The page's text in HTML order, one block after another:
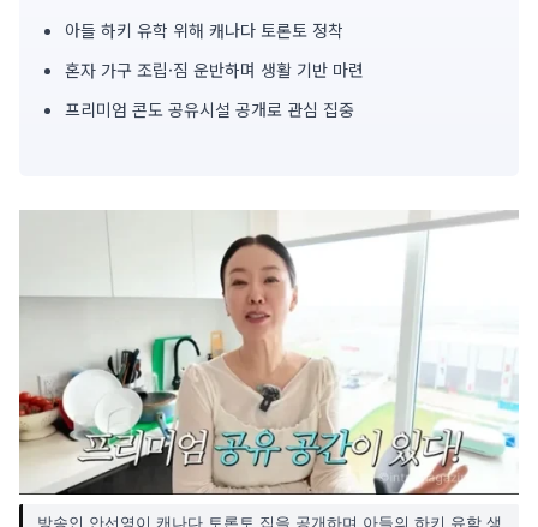
핵
심
아들 하키 유학 위해 캐나다 토론토 정착
혼자 가구 조립·짐 운반하며 생활 기반 마련
프리미엄 콘도 공유시설 공개로 관심 집중
방송인 안선영이 캐나다 토론토 집을 공개하며 아들의 하키 유학 생